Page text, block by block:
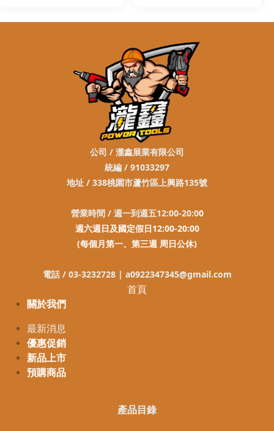
公司 / 瀧鑫展業有限公司
統編 / 91033297
地址 / 338桃園市蘆竹區上興路135號
營業時間 / 週一到週五12:00-20:00
週六週日及國定假日12:00-20:00
(每個月第一、第三週 周日公休)
電話 / 03-3232728 | a0922347345@gmail.com
首頁
關於我們
最新消息
優惠促銷
新品上市
預購商品
產品目錄